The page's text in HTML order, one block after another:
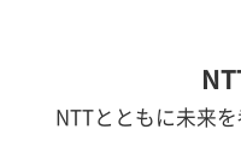
NTTとともに未来を